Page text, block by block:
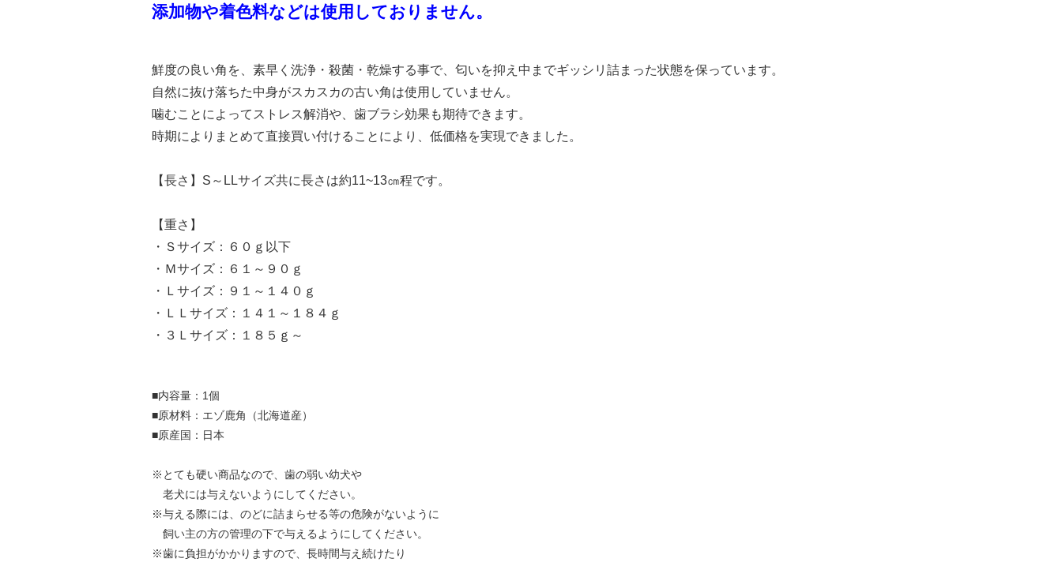
添加物や着色料などは使用しておりません。
鮮度の良い角を、素早く洗浄・殺菌・乾燥する事で、匂いを抑え中までギッシリ詰まった状態を保っています。
自然に抜け落ちた中身がスカスカの古い角は使用していません。
噛むことによってストレス解消や、歯ブラシ効果も期待できます。
時期によりまとめて直接買い付けることにより、低価格を実現できました。
【長さ】S～LLサイズ共に長さは約11~13㎝程です。
【重さ】
・Ｓサイズ：６０ｇ以下
・Ｍサイズ：６１～９０ｇ
・Ｌサイズ：９１～１４０ｇ
・ＬＬサイズ：１４１～１８４ｇ
・３Ｌサイズ：１８５ｇ～
■内容量：1個
■原材料：エゾ鹿角（北海道産）
■原産国：日本
※とても硬い商品なので、歯の弱い幼犬や
老犬には与えないようにしてください。
※与える際には、のどに詰まらせる等の危険がないように
飼い主の方の管理の下で与えるようにしてください。
※歯に負担がかかりますので、長時間与え続けたり